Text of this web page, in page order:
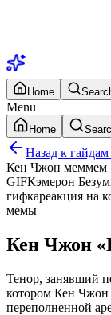
Home
Menu
Home
Назад к
Кен Чжон меммем
GIFКэмерон
гифкареакция на
мемы
Кен Чжон
Тенор, занявший
котором Кен Чжон
переполненной